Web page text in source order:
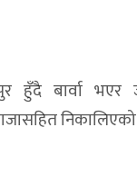
हुँदै बार्वा